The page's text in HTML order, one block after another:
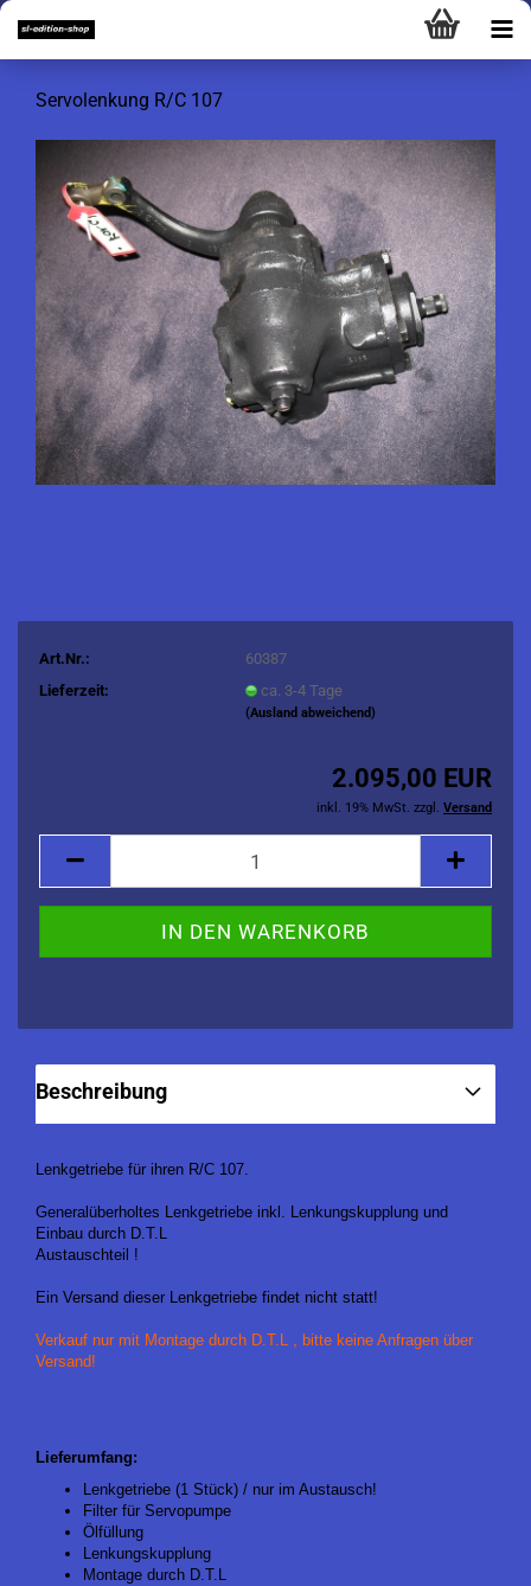
Servolenkung R/C 107
Art.Nr.:
60387
Lieferzeit:
ca. 3-4 Tage
(Ausland abweichend)
2.095,00 EUR
inkl. 19% MwSt. zzgl. Versand
Beschreibung
Lenkgetriebe für ihren R/C 107.
Generalüberholtes Lenkgetriebe inkl. Lenkungskupplung und
Einbau durch D.T.L
Austauschteil !
Ein Versand dieser Lenkgetriebe findet nicht statt!
Verkauf nur mit Montage durch D.T.L , bitte keine Anfragen über
Versand!
Lieferumfang:
Lenkgetriebe (1 Stück) / nur im Austausch!
Filter für Servopumpe
Ölfüllung
Lenkungskupplung
Montage durch D.T.L